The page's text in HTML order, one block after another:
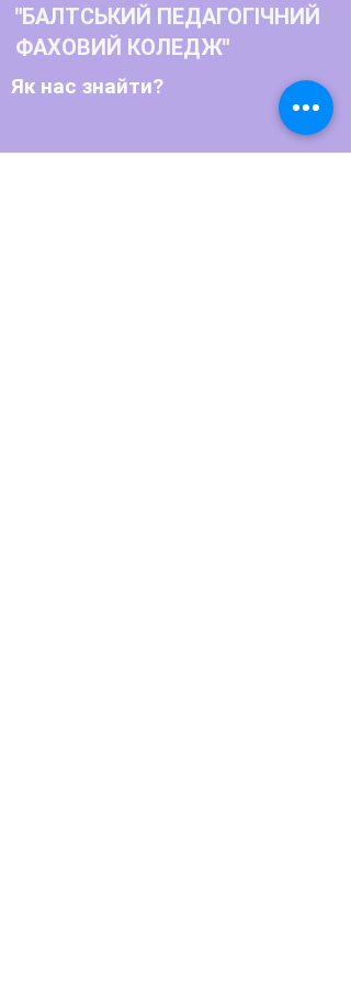
"БАЛТСЬКИЙ ПЕДАГОГІЧНИЙ
ФАХОВИЙ КОЛЕДЖ"
Як нас знайти?